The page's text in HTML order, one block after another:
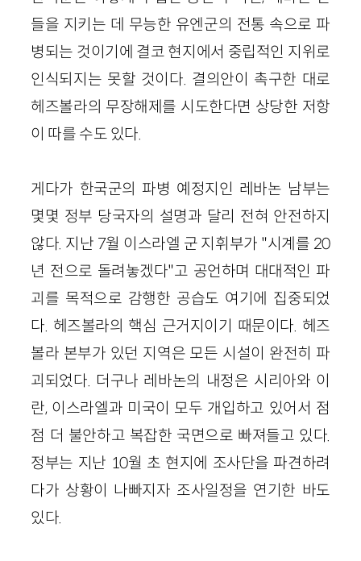
들을 지키는 데 무능한 유엔군의 전통 속으로 파
병되는 것이기에 결코 현지에서 중립적인 지위로
인식되지는 못할 것이다. 결의안이 촉구한 대로
헤즈볼라의 무장해제를 시도한다면 상당한 저항
이 따를 수도 있다.
게다가 한국군의 파병 예정지인 레바논 남부는
몇몇 정부 당국자의 설명과 달리 전혀 안전하지
않다. 지난 7월 이스라엘 군 지휘부가 "시계를 20
년 전으로 돌려놓겠다"고 공언하며 대대적인 파
괴를 목적으로 감행한 공습도 여기에 집중되었
다. 헤즈볼라의 핵심 근거지이기 때문이다. 헤즈
볼라 본부가 있던 지역은 모든 시설이 완전히 파
괴되었다. 더구나 레바논의 내정은 시리아와 이
란, 이스라엘과 미국이 모두 개입하고 있어서 점
점 더 불안하고 복잡한 국면으로 빠져들고 있다.
정부는 지난 10월 초 현지에 조사단을 파견하려
다가 상황이 나빠지자 조사일정을 연기한 바도
있다.